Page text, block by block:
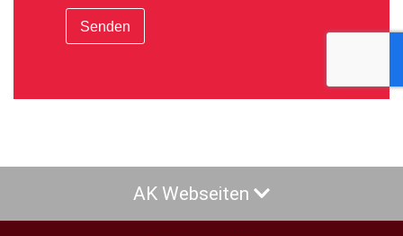
Senden
AK Webseiten